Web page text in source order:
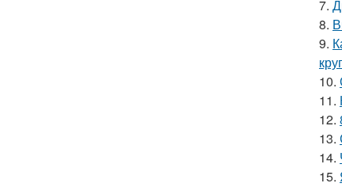
7.
8.
9.
10.
11.
12.
13.
14.
15.